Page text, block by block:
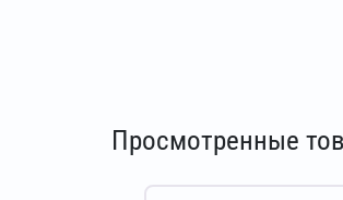
Просмотренные